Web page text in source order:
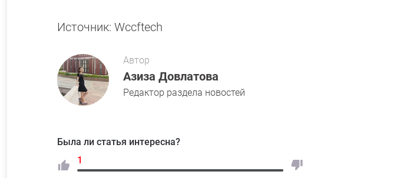
Источник: Wccftech
Автор
Азиза Довлатова
Редактор раздела новостей
Была ли статья интересна?
1